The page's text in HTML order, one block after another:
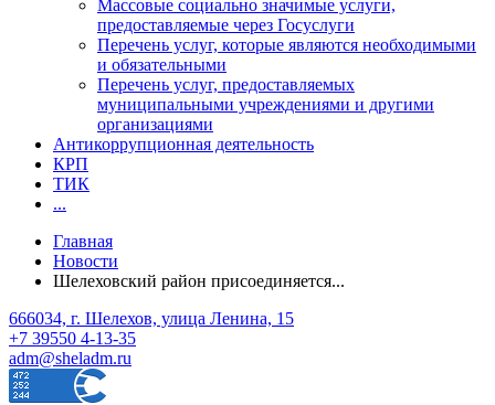
Массовые социально значимые услуги,
предоставляемые через Госуслуги
Перечень услуг, которые являются необходимыми
и обязательными
Перечень услуг, предоставляемых
муниципальными учреждениями и другими
организациями
Антикоррупционная деятельность
КРП
ТИК
...
Главная
Новости
Шелеховский район присоединяется...
666034, г. Шелехов, улица Ленина, 15
+7 39550 4-13-35
adm@sheladm.ru